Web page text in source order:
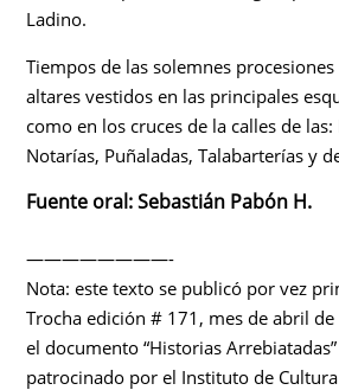
Ladino.
Tiempos de las solemnes
altares vestidos en las principales
como en los cruces de la calles de las:
Notarías, Puñaladas, Talabarterías y
Fuente oral: Sebastián Pabón H.
————————-
Nota: este texto se publicó por vez
Trocha edición # 171, mes de abril de
el documento “Historias
patrocinado por el Instituto de